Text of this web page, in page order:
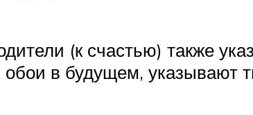
(к счастью) также
в будущем, указывают